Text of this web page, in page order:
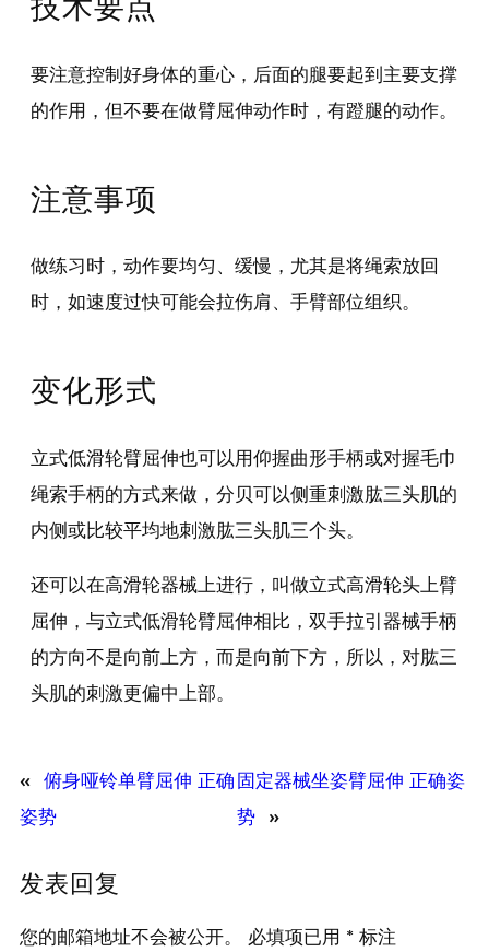
技术要点
要注意控制好身体的重心，后面的腿要起到主要支撑
的作用，但不要在做臂屈伸动作时，有蹬腿的动作。
注意事项
做练习时，动作要均匀、缓慢，尤其是将绳索放回
时，如速度过快可能会拉伤肩、手臂部位组织。
变化形式
立式低滑轮臂屈伸也可以用仰握曲形手柄或对握毛巾
绳索手柄的方式来做，分贝可以侧重刺激肱三头肌的
内侧或比较平均地刺激肱三头肌三个头。
还可以在高滑轮器械上进行，叫做立式高滑轮头上臂
屈伸，与立式低滑轮臂屈伸相比，双手拉引器械手柄
的方向不是向前上方，而是向前下方，所以，对肱三
头肌的刺激更偏中上部。
«
俯身哑铃单臂屈伸 正确
姿势
固定器械坐姿臂屈伸 正确姿
势
»
发表回复
您的邮箱地址不会被公开。 必填项已用 * 标注